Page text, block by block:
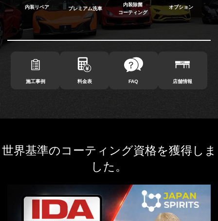
内装リペア プレミアム洗車
内装除菌
コーティング
オプション
施工事例 料金表 FAQ 店舗情報
世界基準のコーティング資格を獲得しま
した。